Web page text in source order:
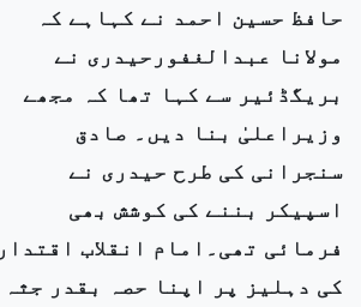
حافظ حسین احمد نے کہاہے کہ
مولانا عبدالغفورحیدری نے
بریگڈئیر سے کہا تھا کہ مجھے
وزیراعلیٰ بنا دیں۔ صادق
سنجرانی کی طرح حیدری نے
اسپیکر بننے کی کوشش بھی
فرمائی تھی۔امام انقلاب اقتدار
کی دہلیز پر اپنا حصہ بقدر جثہ